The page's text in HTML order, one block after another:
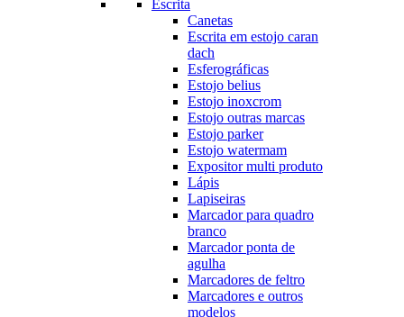
Escrita
Canetas
Escrita em estojo caran
dach
Esferográficas
Estojo belius
Estojo inoxcrom
Estojo outras marcas
Estojo parker
Estojo watermam
Expositor multi produto
Lápis
Lapiseiras
Marcador para quadro
branco
Marcador ponta de
agulha
Marcadores de feltro
Marcadores e outros
modelos